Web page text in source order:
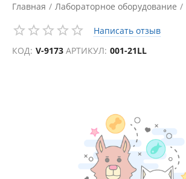
Главная / Лабораторное оборудование /
Биохимические анализаторы
/
Аксессуары для биохимических
Написать отзыв
КОД: V-9173 АРТИКУЛ: 001-21LL